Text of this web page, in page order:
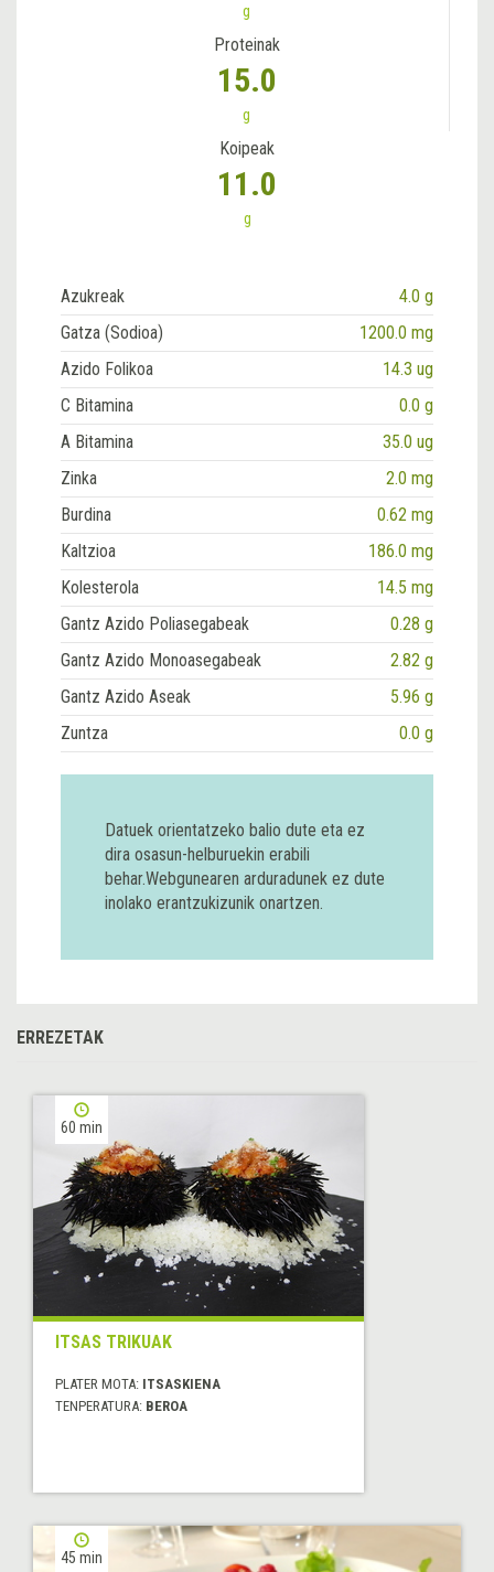
g
Proteinak
15.0
g
Koipeak
11.0
g
Azukreak
4.0 g
Gatza (Sodioa)
1200.0 mg
Azido Folikoa
14.3 ug
C Bitamina
0.0 g
A Bitamina
35.0 ug
Zinka
2.0 mg
Burdina
0.62 mg
Kaltzioa
186.0 mg
Kolesterola
14.5 mg
Gantz Azido Poliasegabeak
0.28 g
Gantz Azido Monoasegabeak
2.82 g
Gantz Azido Aseak
5.96 g
Zuntza
0.0 g
Datuek orientatzeko balio dute eta ez
dira osasun-helburuekin erabili
behar.Webgunearen arduradunek ez dute
inolako erantzukizunik onartzen.
ERREZETAK
60 min
ITSAS TRIKUAK
PLATER MOTA: ITSASKIENA
TENPERATURA: BEROA
45 min